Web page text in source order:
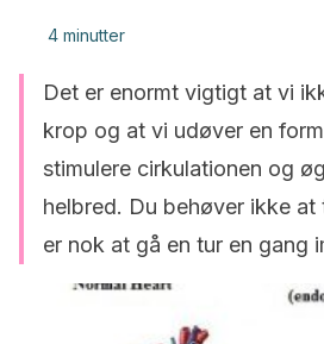
4 minutter
Det er enormt vigtigt at vi
krop og at vi udøver en
stimulere cirkulationen og
helbred. Du behøver ikke
er nok at gå en tur en gang